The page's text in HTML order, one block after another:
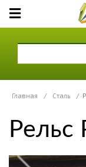
Главная / Сталь /
Рельс